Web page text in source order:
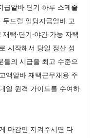
급알바 단기 하루 스케줄
드릴 일당지급알바 고
택·단기·야간 가능 자택
시작해서 당일 정산 성
들의 시급을 최고 수준으
액알바 재택근무채용 주
일 원격 가이드를 수여하
마감만 지켜주시면 다